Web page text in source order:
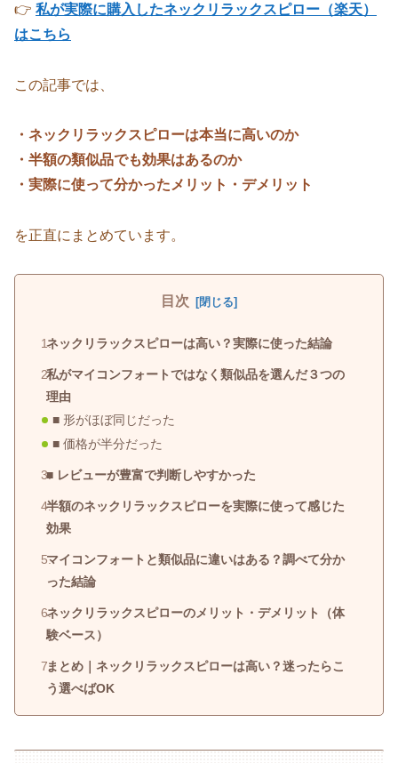
👉 私が実際に購入したネックリラックスピロー（楽天）
はこちら
この記事では、
・ネックリラックスピローは本当に高いのか
・半額の類似品でも効果はあるのか
・実際に使って分かったメリット・デメリット
を正直にまとめています。
目次
ネックリラックスピローは高い？実際に使った結論
私がマイコンフォートではなく類似品を選んだ３つの
理由
■ 形がほぼ同じだった
■ 価格が半分だった
■ レビューが豊富で判断しやすかった
半額のネックリラックスピローを実際に使って感じた
効果
マイコンフォートと類似品に違いはある？調べて分か
った結論
ネックリラックスピローのメリット・デメリット（体
験ベース）
まとめ｜ネックリラックスピローは高い？迷ったらこ
う選べばOK